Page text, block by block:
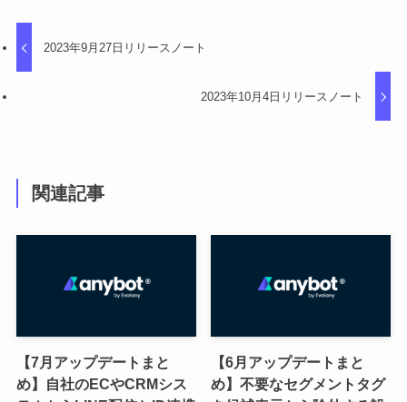
2023年9月27日リリースノート
2023年10月4日リリースノート
関連記事
【7月アップデートまと
め】自社のECやCRMシス
【6月アップデートまと
め】不要なセグメントタグ